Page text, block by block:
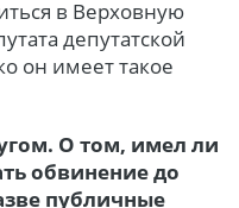
в Верховную
депутатской
он имеет такое
О том, имел ли
обвинение до
публичные